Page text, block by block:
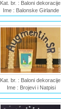
Kat. br. : Baloni dekoracije
Ime : Balonske Girlande
Kat. br. : Baloni dekoracije
Ime : Brojevi i Natpisi